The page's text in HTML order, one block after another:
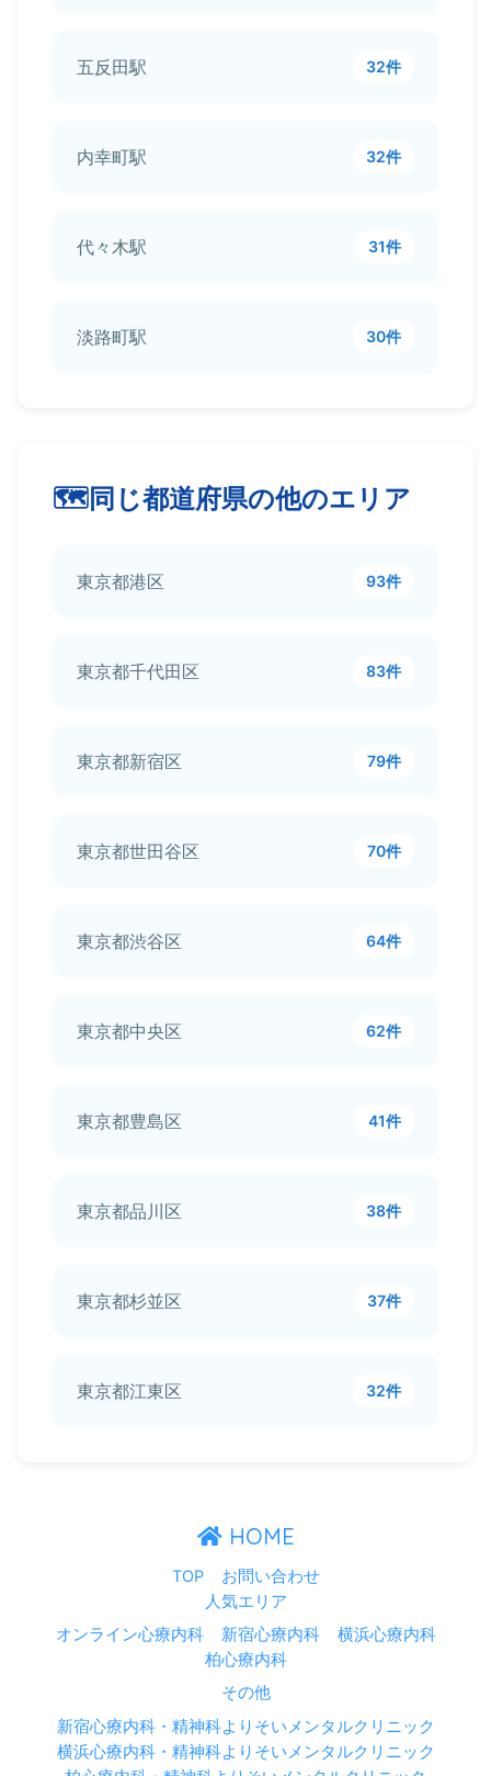
五反田駅 32件
内幸町駅 32件
代々木駅 31件
淡路町駅 30件
同じ都道府県の他のエリア
東京都港区 93件
東京都千代田区 83件
東京都新宿区 79件
東京都世田谷区 70件
東京都渋谷区 64件
東京都中央区 62件
東京都豊島区 41件
東京都品川区 38件
東京都杉並区 37件
東京都江東区 32件
HOME
TOP
お問い合わせ
人気エリア
オンライン心療内科
新宿心療内科
横浜心療内科
柏心療内科
その他
新宿心療内科・精神科よりそいメンタルクリニック
横浜心療内科・精神科よりそいメンタルクリニック